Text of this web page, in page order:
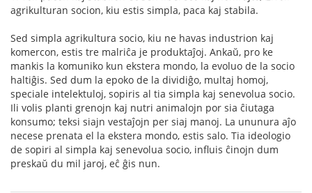
agrikulturan socion, kiu estis simpla, paca kaj stabila.
Sed simpla agrikultura socio, kiu ne havas industrion kaj
komercon, estis tre malriĉa je produktaĵoj. Ankaŭ, pro ke
mankis la komuniko kun ekstera mondo, la evoluo de la socio
haltiĝis. Sed dum la epoko de la dividiĝo, multaj homoj,
speciale intelektuloj, sopiris al tia simpla kaj senevolua socio.
Ili volis planti grenojn kaj nutri animalojn por sia ĉiutaga
konsumo; teksi siajn vestaĵojn per siaj manoj. La ununura aĵo
necese prenata el la ekstera mondo, estis salo. Tia ideologio
de sopiri al simpla kaj senevolua socio, influis ĉinojn dum
preskaŭ du mil jaroj, eĉ ĝis nun.